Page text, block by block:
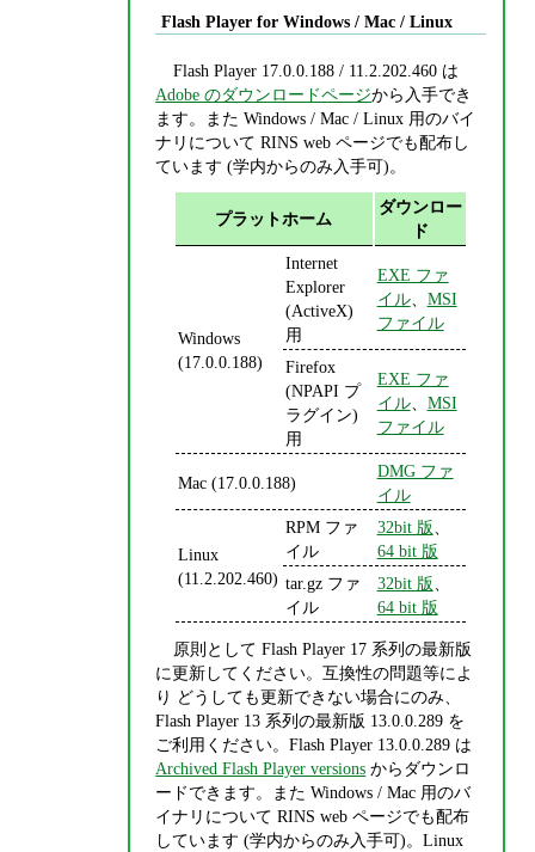
Flash Player for Windows / Mac / Linux
Flash Player 17.0.0.188 / 11.2.202.460 は
Adobe のダウンロードページから入手でき
ます。また Windows / Mac / Linux 用のバイ
ナリについて RINS web ページでも配布し
ています (学内からのみ入手可)。
プラットホーム
ダウンロー
ド
Windows
(17.0.0.188)
Internet
Explorer
(ActiveX)
用
EXE ファ
イル、 MSI
ファイル
Firefox
(NPAPI プ
ラグイン)
用
EXE ファ
イル、 MSI
ファイル
Mac (17.0.0.188)
DMG ファ
イル
Linux
(11.2.202.460)
RPM ファ
イル
32bit 版
64 bit 版
tar.gz ファ
イル
32bit 版
64 bit 版
原則として Flash Player 17 系列の最新版
に更新してください。互換性の問題等によ
り どうしても更新できない場合にのみ、
Flash Player 13 系列の最新版 13.0.0.289 を
ご利用ください。Flash Player 13.0.0.289 は
Archived Flash Player versions からダウンロ
ードできます。また Windows / Mac 用のバ
イナリについて RINS web ページでも配布
しています (学内からのみ入手可)。Linux